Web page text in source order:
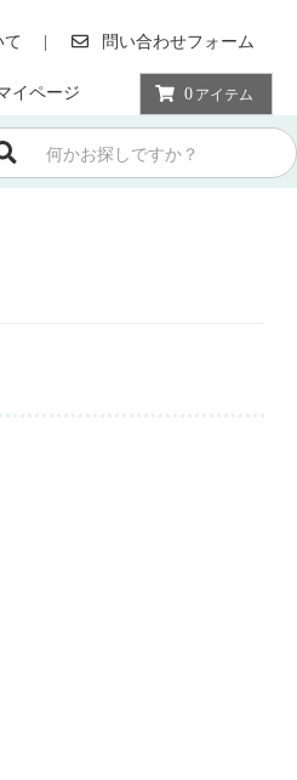
て 問い合わせフォーム
イページ 0 アイテム